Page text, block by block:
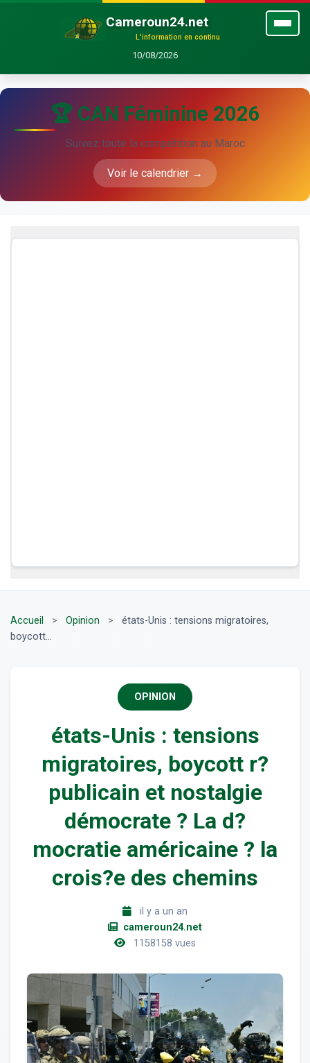
Cameroun24.net
L'information en continu
10/08/2026
🏆 CAN Féminine 2026
Suivez toute la compétition au Maroc
Voir le calendrier →
Accueil > Opinion >
états-Unis : tensions migratoires,
boycott...
OPINION
états-Unis : tensions
migratoires, boycott r?
publicain et nostalgie
démocrate ? La d?
mocratie américaine ? la
crois?e des chemins
il y a un an
cameroun24.net
1158158 vues